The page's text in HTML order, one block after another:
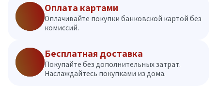
Оплата картами
Оплачивайте покупки банковской картой без
комиссий.
Бесплатная доставка
Покупайте без дополнительных затрат.
Наслаждайтесь покупками из дома.